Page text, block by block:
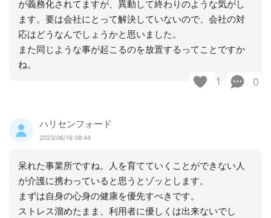
が義務化されてますが、異動して終わりのような気がし
ます。要は会社にとって解決していないので、会社の対
応はどうなんでしょうかと思いました。
また同じような事が起こるのを放置するってことですか
ね。
1 0
ハリセンフォード
2023/06/16 08:44
呆れた事業所ですね。人を育てていくことができない人
が介護に携わっていると思うとゾッとします。
まずは自身の心身の健康を優先すべきです。
ストレス溜めたまま、利用者に優しくは出来ないでし